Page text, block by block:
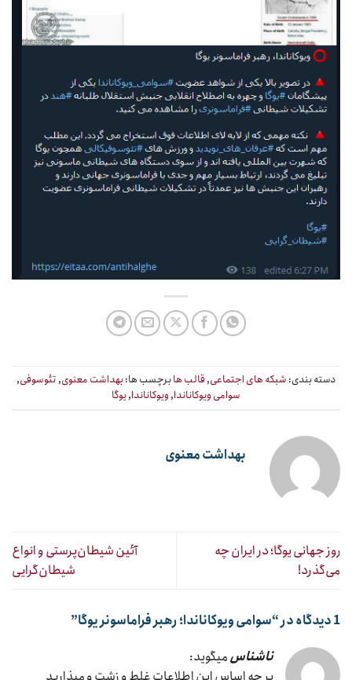
دسته بندی: شبکه های اجتماعی, قالب هابرچسب ها:بهداشت معنوی, تئوسوفی,
سوامی ویوکاناندا, ویوکاناندا,یوگا
بهداشت معنوی
روز جهانی یوگا؛ در ایران چه
می‌گذرد!
آئین شیطان‌پرستی و انواع
شیطان‌گرایی
1 دیدگاه در “ سوامی ویوکاناندا؛ رهبر فراماسونر یوگا”
ناشناسمیگوید: